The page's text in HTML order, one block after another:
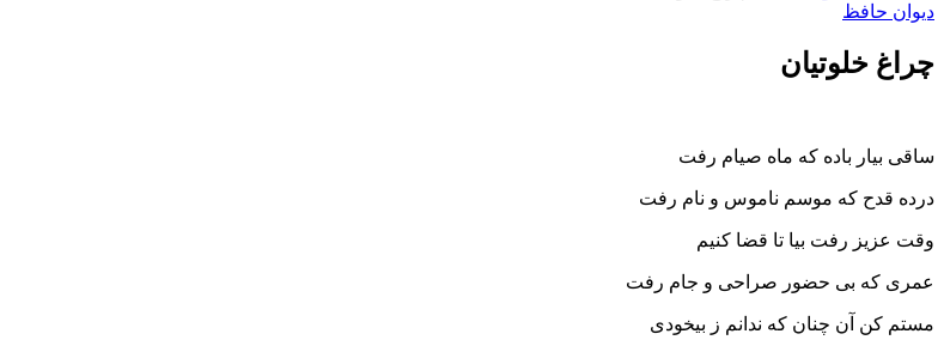
دیوان حافظ
چراغ خلوتیان
ساقی بیار باده که ماه صیام رفت
درده قدح که موسم ناموس و نام رفت
وقت عزیز رفت بیا تا قضا کنیم
عمری که بی حضور صراحی و جام رفت
مستم کن آن چنان که ندانم ز بیخودی